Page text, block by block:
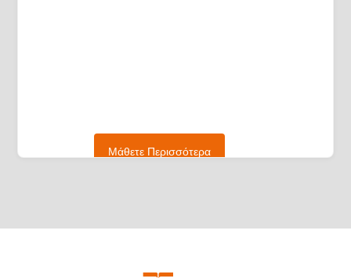
Μάθετε Περισσότερα